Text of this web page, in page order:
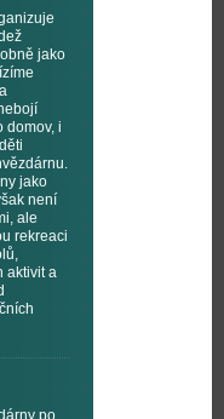
jako
domov, i
jako
není
ale
rekreaci
aktivit a
po